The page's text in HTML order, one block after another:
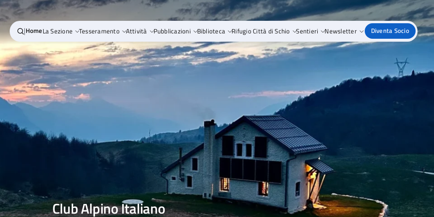
|HomeLa Sezione Tesseramento Attività Pubblicazioni Biblioteca Rifugio Città di Schio Sentieri Newsletter Diventa Socio
Club Alpino Italiano